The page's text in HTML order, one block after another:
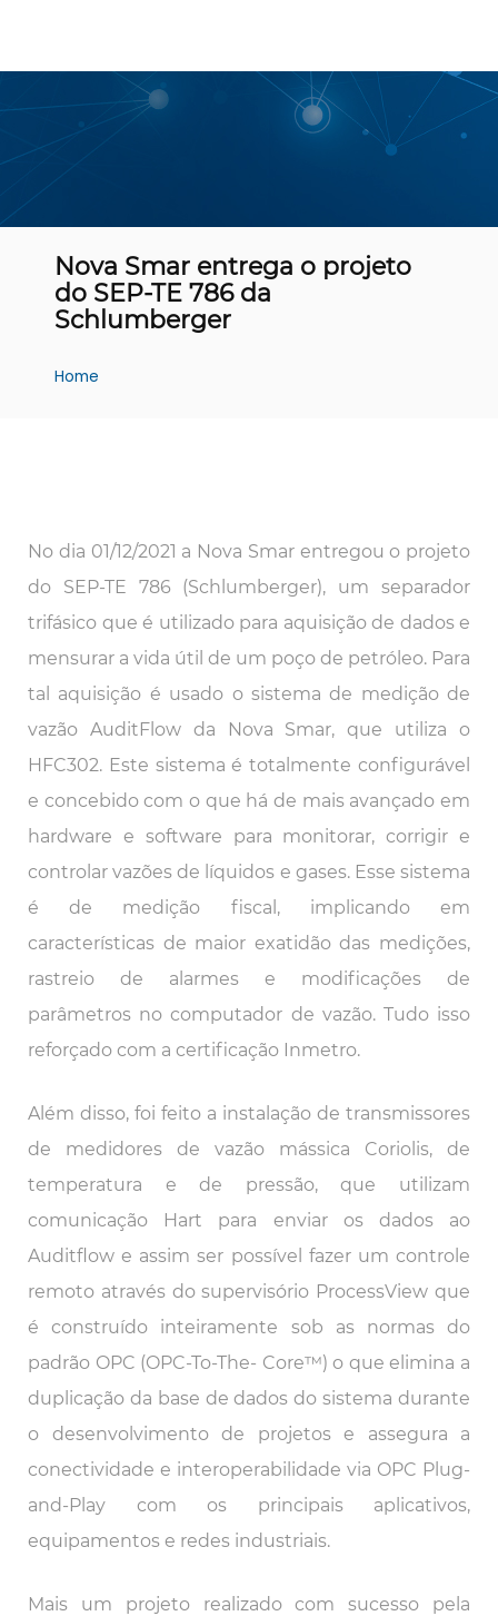
Nova Smar entrega o projeto
do SEP-TE 786 da
Schlumberger
Home
No dia 01/12/2021 a Nova Smar entregou o projeto
do SEP-TE 786 (Schlumberger), um separador
trifásico que é utilizado para aquisição de dados e
mensurar a vida útil de um poço de petróleo. Para
tal aquisição é usado o sistema de medição de
vazão AuditFlow da Nova Smar, que utiliza o
HFC302. Este sistema é totalmente configurável
e concebido com o que há de mais avançado em
hardware e software para monitorar, corrigir e
controlar vazões de líquidos e gases. Esse sistema
é de medição fiscal, implicando em
características de maior exatidão das medições,
rastreio de alarmes e modificações de
parâmetros no computador de vazão. Tudo isso
reforçado com a certificação Inmetro.
Além disso, foi feito a instalação de transmissores
de medidores de vazão mássica Coriolis, de
temperatura e de pressão, que utilizam
comunicação Hart para enviar os dados ao
Auditflow e assim ser possível fazer um controle
remoto através do supervisório ProcessView que
é construído inteiramente sob as normas do
padrão OPC (OPC-To-The- Core™) o que elimina a
duplicação da base de dados do sistema durante
o desenvolvimento de projetos e assegura a
conectividade e interoperabilidade via OPC Plug-
and-Play com os principais aplicativos,
equipamentos e redes industriais.
Mais um projeto realizado com sucesso pela